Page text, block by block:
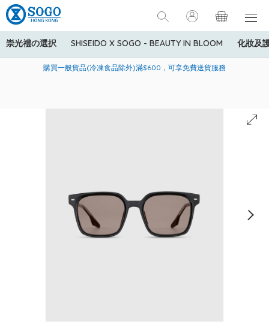
崇光禮の選択 SHISEIDO X SOGO - BEAUTY IN BLOOM 化妝及
美國運通Explorer®信用卡會員購物禮遇：高達5%簽賬回贈！
購買一般貨品(冷凍食品除外)滿$600，可享免費送貨服務
寄送中國內地服務只適用於指定商品，若訂單金額少於HK$600(折